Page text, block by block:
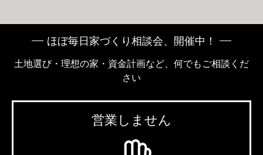
ほぼ毎日家づくり相談会、開催中！
土地選び・理想の家・資金計画など、何でもご相談くだ
さい
営業しません